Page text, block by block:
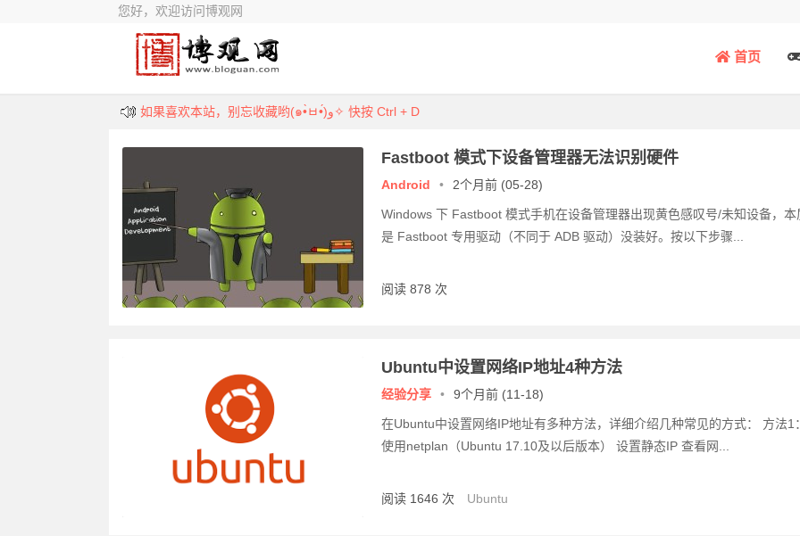
您好，欢迎访问博观网
首页
如果喜欢本站，别忘收藏哟(๑•̀ㅂ•́)و✧ 快按 Ctrl + D
Fastboot 模式下设备管理器无法识别硬件
Android • 2个月前 (05-28)
Windows 下 Fastboot 模式手机在设备管理器出现黄色感叹号/未知设备，本
是 Fastboot 专用驱动（不同于 ADB 驱动）没装好。按以下步骤...
阅读 878 次
Ubuntu中设置网络IP地址4种方法
经验分享 • 9个月前 (11-18)
在Ubuntu中设置网络IP地址有多种方法，详细介绍几种常见的方式： 方法1
使用netplan（Ubuntu 17.10及以后版本） 设置静态IP 查看网...
阅读 1646 次 Ubuntu